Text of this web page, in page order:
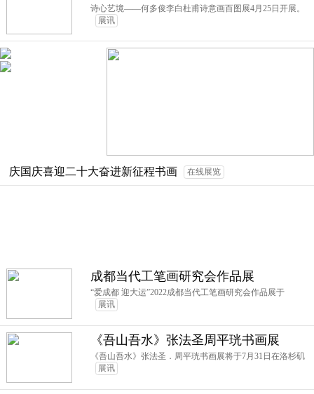
诗心艺境——何多俊李白杜甫诗意画百图展4月25日开展。
展讯
庆国庆喜迎二十大奋进新征程书画 在线展览
成都当代工笔画研究会作品展
“爱成都 迎大运”2022成都当代工笔画研究会作品展于
展讯
《吾山吾水》张法圣周平珖书画展
《吾山吾水》张法圣．周平珖书画展将于7月31日在洛杉矶
展讯